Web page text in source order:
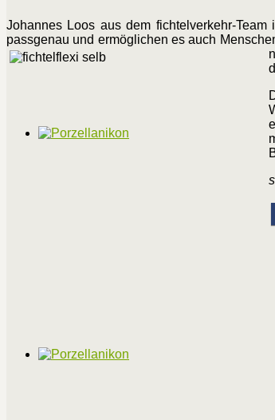
Johannes Loos aus dem fichtelverkehr-
passgenau und ermöglichen es auch